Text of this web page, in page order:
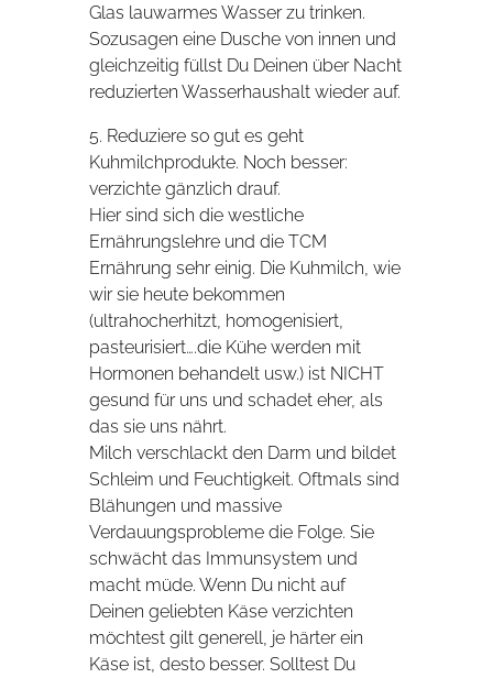
Glas lauwarmes Wasser zu trinken.
Sozusagen eine Dusche von innen und
gleichzeitig füllst Du Deinen über Nacht
reduzierten Wasserhaushalt wieder auf.
5. Reduziere so gut es geht
Kuhmilchprodukte. Noch besser:
verzichte gänzlich drauf.
Hier sind sich die westliche
Ernährungslehre und die TCM
Ernährung sehr einig. Die Kuhmilch, wie
wir sie heute bekommen
(ultrahocherhitzt, homogenisiert,
pasteurisiert….die Kühe werden mit
Hormonen behandelt usw.) ist NICHT
gesund für uns und schadet eher, als
das sie uns nährt.
Milch verschlackt den Darm und bildet
Schleim und Feuchtigkeit. Oftmals sind
Blähungen und massive
Verdauungsprobleme die Folge. Sie
schwächt das Immunsystem und
macht müde. Wenn Du nicht auf
Deinen geliebten Käse verzichten
möchtest gilt generell, je härter ein
Käse ist, desto besser. Solltest Du